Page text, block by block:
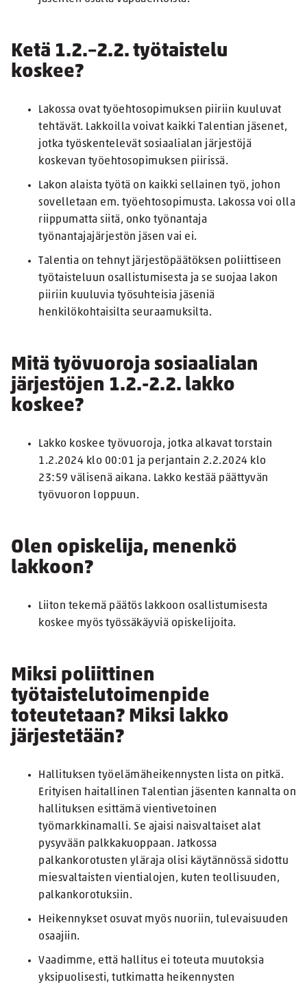
Ketä 1.2.–2.2. työtaistelu
koskee?
Lakossa ovat työehtosopimuksen piiriin kuuluvat
tehtävät. Lakkoilla voivat kaikki Talentian jäsenet,
jotka työskentelevät sosiaalialan järjestöjä
koskevan työehtosopimuksen piirissä.
Lakon alaista työtä on kaikki sellainen työ, johon
sovelletaan em. työehtosopimusta. Lakossa voi olla
riippumatta siitä, onko työnantaja
työnantajajärjestön jäsen vai ei.
Talentia on tehnyt järjestöpäätöksen poliittiseen
työtaisteluun osallistumisesta ja se suojaa lakon
piiriin kuuluvia työsuhteisia jäseniä
henkilökohtaisilta seuraamuksilta.
Mitä työvuoroja sosiaalialan
järjestöjen 1.2.-2.2. lakko
koskee?
Lakko koskee työvuoroja, jotka alkavat torstain
1.2.2024 klo 00:01 ja perjantain 2.2.2024 klo
23:59 välisenä aikana. Lakko kestää päättyvän
työvuoron loppuun.
Olen opiskelija, menenkö
lakkoon?
Liiton tekemä päätös lakkoon osallistumisesta
koskee myös työssäkäyviä opiskelijoita.
Miksi poliittinen
työtaistelutoimenpide
toteutetaan? Miksi lakko
järjestetään?
Hallituksen työelämäheikennysten lista on pitkä.
Erityisen haitallinen Talentian jäsenten kannalta on
hallituksen esittämä vientivetoinen
työmarkkinamalli. Se ajaisi naisvaltaiset alat
pysyvään palkkakuoppaan. Jatkossa
palkankorotusten yläraja olisi käytännössä sidottu
miesvaltaisten vientialojen, kuten teollisuuden,
palkankorotuksiin.
Heikennykset osuvat myös nuoriin, tulevaisuuden
osaajiin.
Vaadimme, että hallitus ei toteuta muutoksia
yksipuolisesti, tutkimatta heikennysten